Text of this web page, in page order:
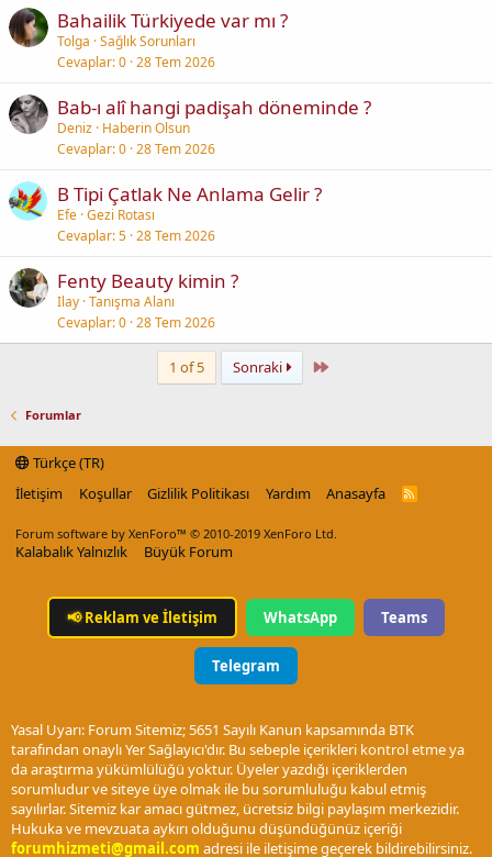
Bahailik Türkiyede var mı ?
Tolga Sağlık Sorunları
Cevaplar 0 28 Tem 2026
Bab-ı alî hangi padişah döneminde ?
Deniz Haberin Olsun
Cevaplar 0 28 Tem 2026
B Tipi Çatlak Ne Anlama Gelir ?
Efe Gezi Rotası
Cevaplar 5 28 Tem 2026
Fenty Beauty kimin ?
Ilay Tanışma Alanı
Cevaplar 0 28 Tem 2026
1 of 5 Sonraki Last
Forumlar
Türkçe (TR)
İletişim
Koşullar Gizlilik Politikası Yardım Anasayfa
R
Forum software by XenForo™ © 2010-2019 XenForo Ltd.
Kalabalık Yalnızlık Büyük Forum
📢Reklam ve İletişim WhatsApp Teams
Telegram
Yasal Uyarı: Forum Sitemiz; 5651 Sayılı Kanun kapsamında BTK
tarafından onaylı Yer Sağlayıcı'dır. Bu sebeple içerikleri kontrol etme ya
da araştırma yükümlülüğü yoktur. Üyeler yazdığı içeriklerden
sorumludur ve siteye üye olmak ile bu sorumluluğu kabul etmiş
sayılırlar. Sitemiz kar amacı gütmez, ücretsiz bilgi paylaşım merkezidir.
Hukuka ve mevzuata aykırı olduğunu düşündüğünüz içeriği
forumhizmeti@gmail.com adresi ile iletişime geçerek bildirebilirsiniz.